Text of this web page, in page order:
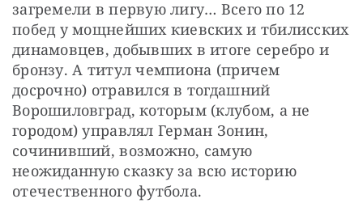
загремели в первую лигу… Всего по 12
побед у мощнейших киевских и тбилисских
динамовцев, добывших в итоге серебро и
бронзу. А титул чемпиона (причем
досрочно) отравился в тогдашний
Ворошиловград, которым (клубом, а не
городом) управлял Герман Зонин,
сочинивший, возможно, самую
неожиданную сказку за всю историю
отечественного футбола.